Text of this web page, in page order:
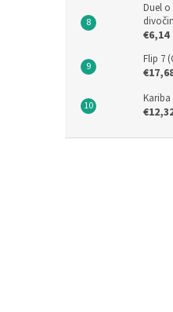
Duel
€6,14
Flip 7